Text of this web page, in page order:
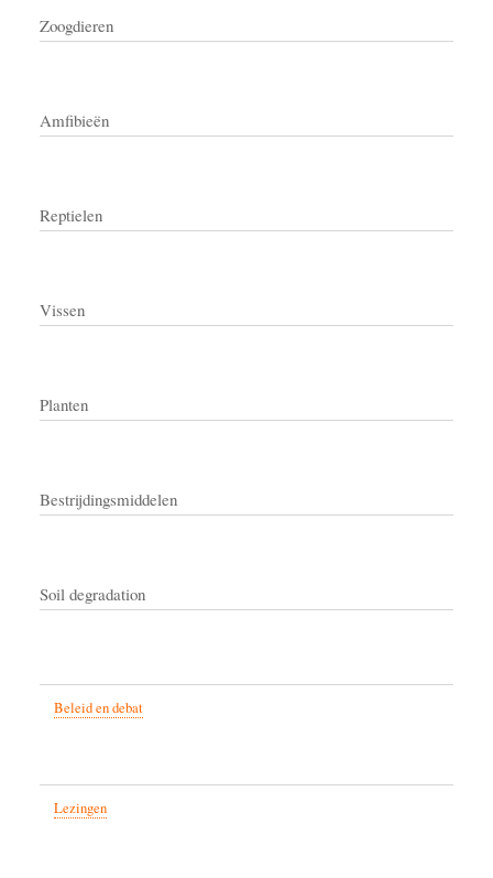
Zoogdieren
Amfibieën
Reptielen
Vissen
Planten
Bestrijdingsmiddelen
Soil degradation
Beleid en debat
Lezingen